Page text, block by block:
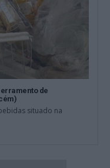
de
situado na